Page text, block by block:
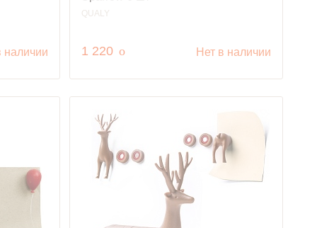
наличии
QUALY
1 220 руб.
o Нет в наличии